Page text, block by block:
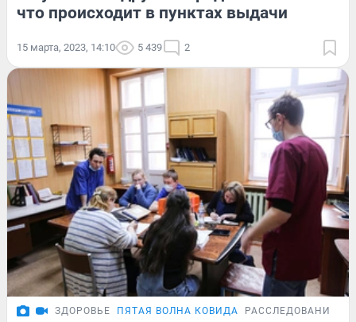
что происходит в пунктах выдачи
15 марта, 2023, 14:10 5 439 2
ЗДОРОВЬЕ ПЯТАЯ ВОЛНА КОВИДА РАССЛЕДОВАНИЕ